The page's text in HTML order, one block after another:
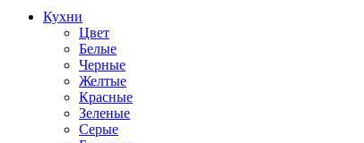
Кухни
Цвет
Белые
Черные
Желтые
Красные
Зеленые
Серые